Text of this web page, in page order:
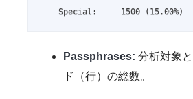
    Special:     1500 (15.00%)
Passphrases: 分析対象
ド（行）の総数。